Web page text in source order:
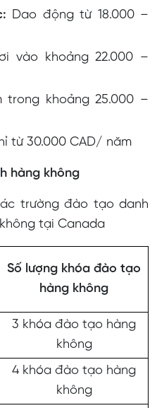
Dao động từ 18.000 –
vào khoảng 22.000 –
trong khoảng 25.000 –
từ 30.000 CAD/ năm
hàng không
trường đào tạo danh
tại Canada
Số lượng khóa đào tạo
hàng không
3 khóa đào tạo hàng
không
4 khóa đào tạo hàng
không